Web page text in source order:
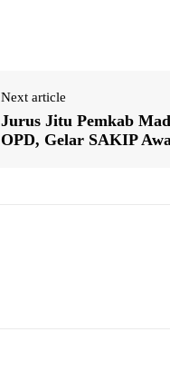
Next article
Jurus Jitu Pemkab
OPD, Gelar SAKIP